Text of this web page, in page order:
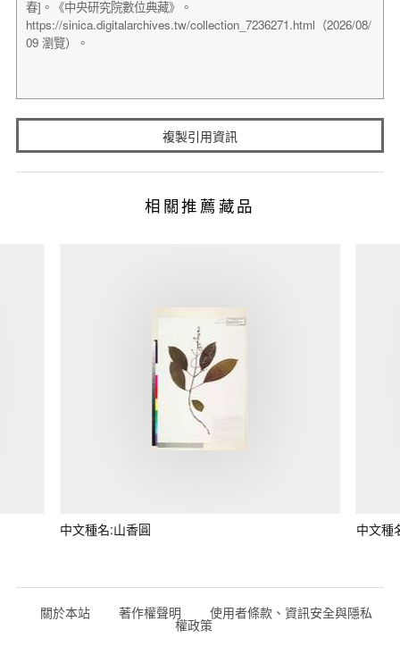
複製引用資訊
相關推薦藏品
中文種名:山香圓 中文種
關於本站 著作權聲明 使用者條款、資訊安全與隱私
權政策